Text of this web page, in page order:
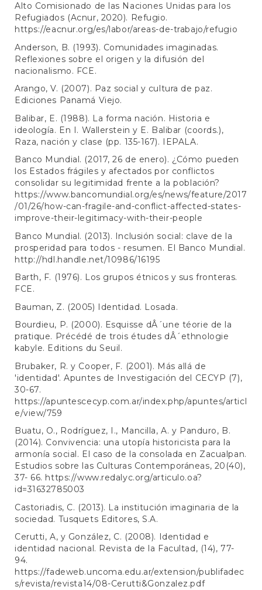
Alto Comisionado de las Naciones Unidas para los
Refugiados (Acnur, 2020). Refugio.
https://eacnur.org/es/labor/areas-de-trabajo/refugio
Anderson, B. (1993). Comunidades imaginadas.
Reflexiones sobre el origen y la difusión del
nacionalismo. FCE.
Arango, V. (2007). Paz social y cultura de paz.
Ediciones Panamá Viejo.
Balibar, E. (1988). La forma nación. Historia e
ideología. En I. Wallerstein y E. Balibar (coords.),
Raza, nación y clase (pp. 135-167). IEPALA.
Banco Mundial. (2017, 26 de enero). ¿Cómo pueden
los Estados frágiles y afectados por conflictos
consolidar su legitimidad frente a la población?
https://www.bancomundial.org/es/news/feature/2017
/01/26/how-can-fragile-and-conflict-affected-states-
improve-their-legitimacy-with-their-people
Banco Mundial. (2013). Inclusión social: clave de la
prosperidad para todos - resumen. El Banco Mundial.
http://hdl.handle.net/10986/16195
Barth, F. (1976). Los grupos étnicos y sus fronteras.
FCE.
Bauman, Z. (2005) Identidad. Losada.
Bourdieu, P. (2000). Esquisse dÂ´une téorie de la
pratique. Précédé de trois études dÂ´ethnologie
kabyle. Editions du Seuil.
Brubaker, R. y Cooper, F. (2001). Más allá de
'identidad'. Apuntes de Investigación del CECYP (7),
30-67.
https://apuntescecyp.com.ar/index.php/apuntes/articl
e/view/759
Buatu, O., Rodríguez, I., Mancilla, A. y Panduro, B.
(2014). Convivencia: una utopía historicista para la
armonía social. El caso de la consolada en Zacualpan.
Estudios sobre las Culturas Contemporáneas, 20(40),
37- 66. https://www.redalyc.org/articulo.oa?
id=31632785003
Castoriadis, C. (2013). La institución imaginaria de la
sociedad. Tusquets Editores, S.A.
Cerutti, A, y González, C. (2008). Identidad e
identidad nacional. Revista de la Facultad, (14), 77-
94.
https://fadeweb.uncoma.edu.ar/extension/publifadec
s/revista/revista14/08-Cerutti&Gonzalez.pdf